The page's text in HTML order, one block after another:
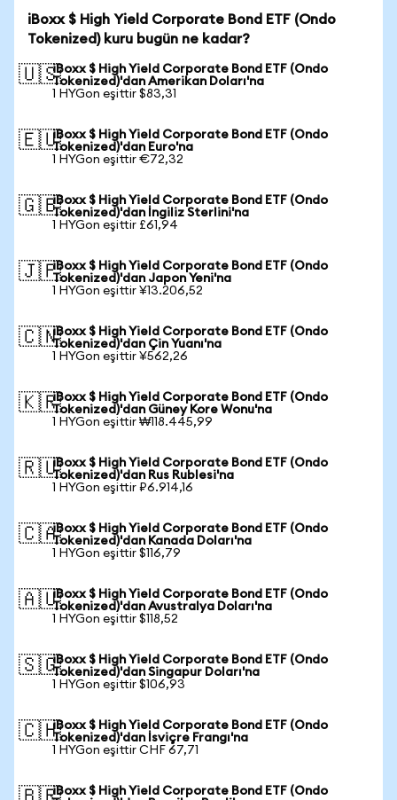
iBoxx $ High Yield Corporate Bond ETF (Ondo
Tokenized) kuru bugün ne kadar?
🇺🇸iBoxx $ High Yield Corporate Bond ETF (Ondo
Tokenized)'dan Amerikan Doları'na
1 HYGon eşittir $83,31
🇪🇺iBoxx $ High Yield Corporate Bond ETF (Ondo
Tokenized)'dan Euro'na
1 HYGon eşittir €72,32
🇬🇧iBoxx $ High Yield Corporate Bond ETF (Ondo
Tokenized)'dan İngiliz Sterlini'na
1 HYGon eşittir £61,94
🇯🇵iBoxx $ High Yield Corporate Bond ETF (Ondo
Tokenized)'dan Japon Yeni'na
1 HYGon eşittir ¥13.206,52
🇨🇳iBoxx $ High Yield Corporate Bond ETF (Ondo
Tokenized)'dan Çin Yuanı'na
1 HYGon eşittir ¥562,26
🇰🇷iBoxx $ High Yield Corporate Bond ETF (Ondo
Tokenized)'dan Güney Kore Wonu'na
1 HYGon eşittir ₩118.445,99
🇷🇺iBoxx $ High Yield Corporate Bond ETF (Ondo
Tokenized)'dan Rus Rublesi'na
1 HYGon eşittir ₽6.914,16
🇨🇦iBoxx $ High Yield Corporate Bond ETF (Ondo
Tokenized)'dan Kanada Doları'na
1 HYGon eşittir $116,79
🇦🇺iBoxx $ High Yield Corporate Bond ETF (Ondo
Tokenized)'dan Avustralya Doları'na
1 HYGon eşittir $118,52
🇸🇬iBoxx $ High Yield Corporate Bond ETF (Ondo
Tokenized)'dan Singapur Doları'na
1 HYGon eşittir $106,93
🇨🇭iBoxx $ High Yield Corporate Bond ETF (Ondo
Tokenized)'dan İsviçre Frangı'na
1 HYGon eşittir CHF 67,71
iBoxx $ High Yield Corporate Bond ETF (Ondo